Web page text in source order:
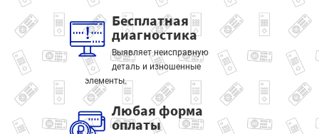
Бесплатная
диагностика
Выявляет неисправную
деталь и изношенные
элементы.
Любая форма
оплаты